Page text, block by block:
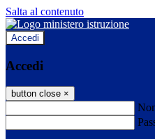
Salta al contenuto
Accedi
Accedi
button close ×